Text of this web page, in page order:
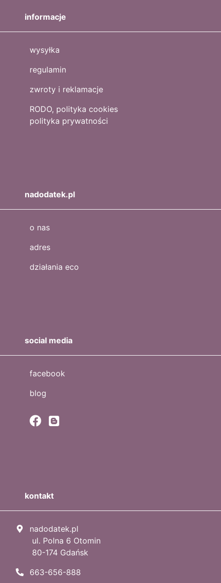
informacje
wysyłka
regulamin
zwroty i reklamacje
RODO, polityka cookies
polityka prywatności
nadodatek.pl
o nas
adres
działania eco
social media
facebook
blog
kontakt
nadodatek.pl
ul. Polna 6 Otomin
80-174 Gdańsk
663-656-888